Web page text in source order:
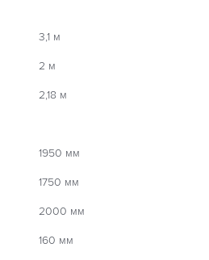
3,1 м
2 м
2,18 м
1950 мм
1750 мм
2000 мм
160 мм